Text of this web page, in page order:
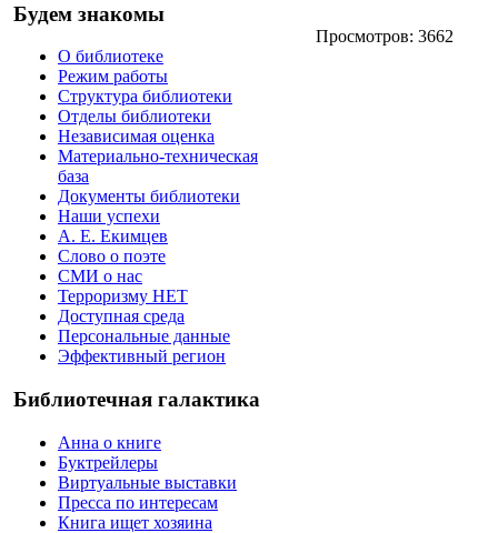
Будем знакомы
О библиотеке
Режим работы
Структура библиотеки
Отделы библиотеки
Независимая оценка
Материально-техническая
база
Документы библиотеки
Наши успехи
А. Е. Екимцев
Слово о поэте
СМИ о нас
Терроризму НЕТ
Доступная среда
Персональные данные
Эффективный регион
Библиотечная галактика
Анна о книге
Буктрейлеры
Виртуальные выставки
Пресса по интересам
Книга ищет хозяина
Просмотров: 3662